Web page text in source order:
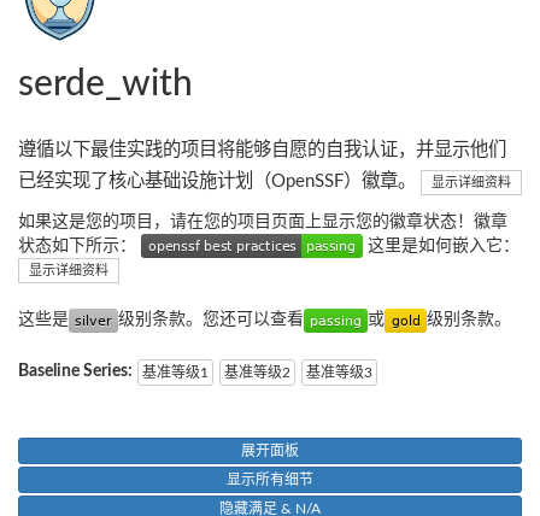
serde_with
遵循以下最佳实践的项目将能够自愿的自我认证，并显示他们
已经实现了核心基础设施计划（OpenSSF）徽章。
显示详细资料
如果这是您的项目，请在您的项目页面上显示您的徽章状态！徽章
状态如下所示：
这里是如何嵌入它：
显示详细资料
这些是 级别条款。您还可以查看 或 级别条款。
Baseline Series: 基准等级1 基准等级2 基准等级3
展开面板
显示所有细节
隐藏满足 & N/A